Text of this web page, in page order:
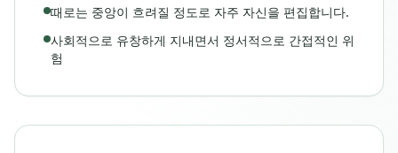
때로는 중앙이 흐려질 정도로 자주 자신을 편집합니다.
사회적으로 유창하게 지내면서 정서적으로 간접적인 위
험